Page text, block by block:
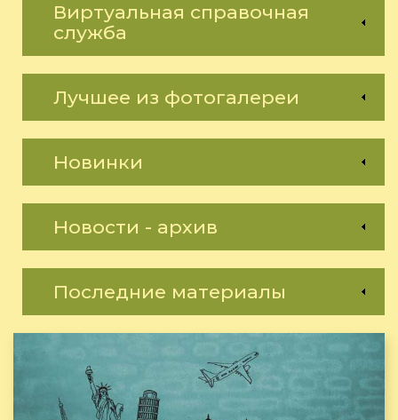
Виртуальная справочная
служба
Лучшее из фотогалереи
Новинки
Новости - архив
Последние материалы